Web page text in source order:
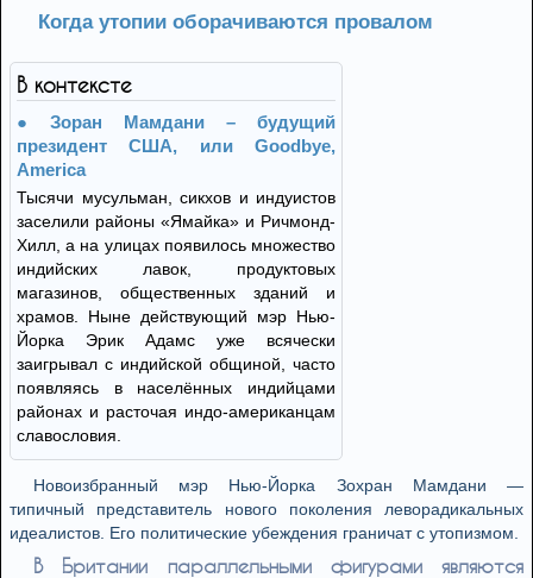
Когда утопии оборачиваются провалом
В контексте
Зоран Мамдани – будущий
президент США, или Goodbye,
America
Тысячи мусульман, сикхов и индуистов
заселили районы «Ямайка» и Ричмонд-
Хилл, а на улицах появилось множество
индийских лавок, продуктовых
магазинов, общественных зданий и
храмов. Ныне действующий мэр Нью-
Йорка Эрик Адамс уже всячески
заигрывал с индийской общиной, часто
появляясь в населённых индийцами
районах и расточая индо-американцам
славословия.
Новоизбранный мэр Нью-Йорка Зохран Мамдани —
типичный представитель нового поколения леворадикальных
идеалистов. Его политические убеждения граничат с утопизмом.
В Британии параллельными фигурами являются